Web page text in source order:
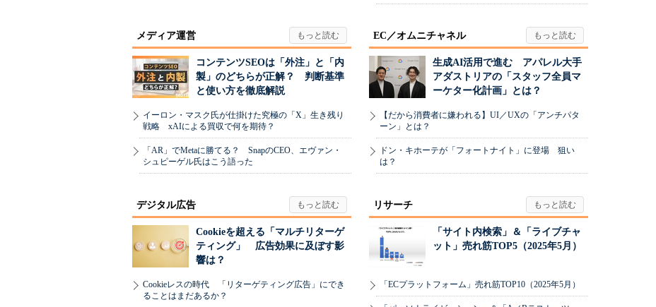
メディア運営
コンテンツSEOは「外注」と「内
製」のどちらが正解？ 判断基準
と使い方を徹底解説
イーロン・マスク氏が仕掛けた究極の「X」生き残り
戦略 xAIによる買収で何を期待？
「AR」でMetaに勝てる？ SnapのCEO、エヴァン・
シュピーゲル氏はこう語った
EC／オムニチャネル
生成AI活用で進む アパレル大手
アダストリアの「スタッフ全員マ
ーケター化計画」とは？
【だから消費者に嫌われる】UI／UXの「アンチパタ
ーン」とは？
ドン・キホーテが「フォートナイト」に登場 狙い
は？
デジタル広告
Cookieを超える「マルチリターゲ
ティング」 広告効果に及ぼす影
響は？
Cookieレスの時代 「リターゲティング広告」にでき
ることはまだあるか？
リサーチ
「サイト内検索」＆「ライブチャ
ット」売れ筋TOP5（2025年5月）
「ECプラットフォーム」売れ筋TOP10（2025年5月）